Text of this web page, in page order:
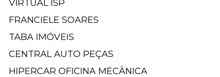
VIRTUAL ISP
FRANCIELE SOARES
TABA IMÓVEIS
CENTRAL AUTO PEÇAS
HIPERCAR OFICINA MECÂNICA